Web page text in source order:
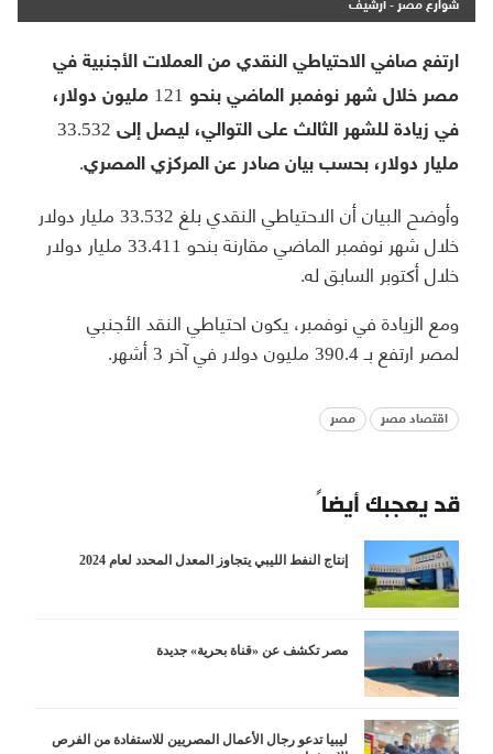
شوارع مصر - أرشيف
ارتفع صافي الاحتياطي النقدي من العملات الأجنبية في
مصر خلال شهر نوفمبر الماضي بنحو 121 مليون دولار،
في زيادة للشهر الثالث على التوالي، ليصل إلى 33.532
مليار دولار، بحسب بيان صادر عن المركزي المصري.
وأوضح البيان أن الاحتياطي النقدي بلغ 33.532 مليار دولار
خلال شهر نوفمبر الماضي مقارنة بنحو 33.411 مليار دولار
خلال أكتوبر السابق له.
ومع الزيادة في نوفمبر، يكون احتياطي النقد الأجنبي
لمصر ارتفع بـ 390.4 مليون دولار في آخر 3 أشهر.
اقتصاد مصر مصر
قد يعجبك أيضاً
إنتاج النفط الليبي يتجاوز المعدل المحدد لعام 2024
مصر تكشف عن «قناة بحرية» جديدة
ليبيا تدعو رجال الأعمال المصريين للاستفادة من الفرص